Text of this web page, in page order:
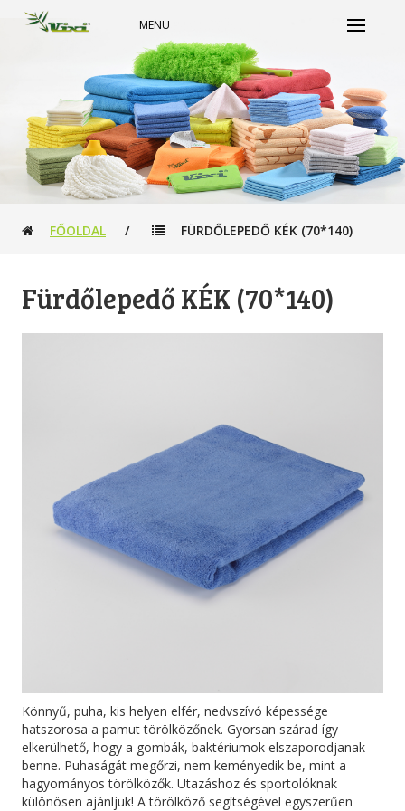
MENU
FŐOLDAL / FÜRDŐLEPEDŐ KÉK (70*140)
Fürdőlepedő KÉK (70*140)
Könnyű, puha, kis helyen elfér, nedvszívó képessége
hatszorosa a pamut törölközőnek. Gyorsan szárad így
elkerülhető, hogy a gombák, baktériumok elszaporodjanak
benne. Puhaságát megőrzi, nem keményedik be, mint a
hagyományos törölközők. Utazáshoz és sportolóknak
különösen ajánljuk! A törölköző segítségével egyszerűen